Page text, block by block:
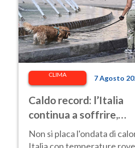
CLIMA 7 Agosto
Caldo record: l’Italia
continua a soffrire,
temperature oltre
afa per altri 10 giorni
Non si placa l'ondata di